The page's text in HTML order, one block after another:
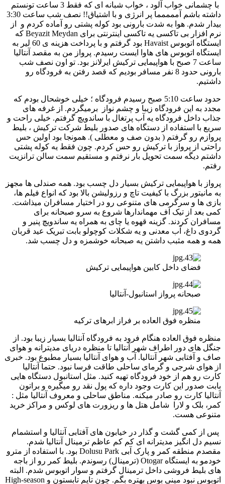
با چشمانی خواب آلود ، خواب شبانه ای که فقط 3 ساعت تونستم
داشته باشم آممممما پر انرژی و با اشتیاق!! نصف شب ساعت 3:30
بیدار شدم. هوا به شدت بارونی بود کوله پشتی رو آماده کردم و از
نرم افزار بی تاکسی یه تاکسی اینترنتی برای Beyazit Meydan که
ایستگاه اتوبوس Havaist بود گرفتم و با پرداخت هزینه ی 60 لیر به
ایستگاه اتوبوس های هاوا ایست رسیدم. پرواز من به مقصد آنتالیا
ساعت 7 صبح با هواپیمایی ترکیش ایرلانز بود. تو اون نصف شب
بارونی حدود 8 نفر مسافر بودیم که قصد رفتن به فرودگاه رو
داشتیم.
حدود ساعت 5:10 صبح رسیدم فرودگاه ؛ خیلی خوشحال بودم که
مجدد به این فرودگاه زیبا و چشم نواز برمیگردم. از غرفه های
جذاب داخل فرودگاه یه آب پرتغال با ساندویچ گرفتم. خیلی راحت و
سریع با استفاده از دستگاه های صدور بلیط شرکت ترکیش ، بلیط
پروازم رو گرفتم ( بدون صف و معطلی ). همونجا بود اولین حس
راحتی از پرواز با ترکیش رو حس کردم. چون فقط یه کوله پشتی
داشتم دیگه سمت تحویل بار نرفتم و مستقیم سمت سالن ترانزیت
رفتم.
پرواز با هواپیمایی ترکیش بسیار دل چسب بود. همه صندلی ها مجهز
به مانیتور بزرگ با کیفیت تاچ و رزولیشن بالا بود که انواع فیلم ها،
بازی ها و سرگرمی های متنوعی رو در اختیار مسافران میذاشت.
کمی بعد از تیک آف مهماندارها شروع به سرو صبحانه برای
مسافران کردند. گزینه قهوه یا چای به همراه یه ساندویچ پنیر و
گردوی داغ، آب معدنی و یه شکلات کوچولو بابت تبریک عید قربان
همه و همه مثبب داشتن یه صبحانه خوشمزه و دل چسب شد.
فضای داخل کابین هواپیمایی ترکیش
صبحانه پرواز استانبول-آنتالیا
منظره فوق العاده بر فراز ابرهای ترکیه
منظره فوق العاده هنگام فرود به فرودگاه آنتالیا بسیار زیبا بود. از
جنگل های دور اطراف شهر آنتالیا تا منظره دریای مدیترانه و هوای
صاف و آفتابی شهر آنتالیا. آب و هوای آنتالیا بسیار مطبوع بود. خبری
از هوای شرجی و گرمای ساحلی طاقت فرسا نبود. حتما آنتالیا
کارت رو هم از خود فرودگاه تهیه کنید. مثل استانبول دستگاه هایی
بابت صدور این کارت وجود داره که پول نقد رو میگیره و براتون
آنتالیا کارت رو صادر میکنه. مناطق ساحلی و معروف آنتالیا مثل :
کمر، بلک و لارا شامل هتل ها و ریزورت های لوکس و مراکز خرید
متنوعی هست.
پس از کمی گشت و گذار در خیابون های آفتابی آنتالیا و استشمام
نسیم دل انگیز مدیترانه ای کم کم عاظم ترمینال آنتالیا شدم.
مقصدم منطقه کمر و پارک آبی Dolusu Park بود. با استفاده از مترو
خودمو به ایستگاه Otogar (ترمینال) رسوندم. بلیط کمر رو از باجه
های بلیط فروشی داخل ترمینال گرفتم و سوار اتوبوس شدم. البته
اتوبوس نبود مینی بوس بهتره بگم. چون تایم تابستون و High-season